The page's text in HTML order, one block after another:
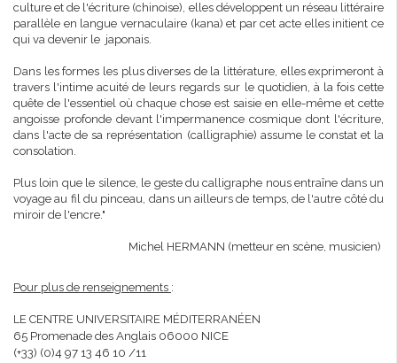
culture et de l'écriture (chinoise), elles développent un réseau littéraire
parallèle en langue vernaculaire (kana) et par cet acte elles initient ce
qui va devenir le japonais.
Dans les formes les plus diverses de la littérature, elles exprimeront à
travers l'intime acuité de leurs regards sur le quotidien, à la fois cette
quête de l'essentiel où chaque chose est saisie en elle-même et cette
angoisse profonde devant l'impermanence cosmique dont l'écriture,
dans l'acte de sa représentation (calligraphie) assume le constat et la
consolation.
Plus loin que le silence, le geste du calligraphe nous entraîne dans un
voyage au fil du pinceau, dans un ailleurs de temps, de l'autre côté du
miroir de l'encre."
Michel HERMANN (metteur en scène, musicien)
Pour plus de renseignements :
LE CENTRE UNIVERSITAIRE MÉDITERRANÉEN
65 Promenade des Anglais 06000 NICE
(+33) (0)4 97 13 46 10 /11